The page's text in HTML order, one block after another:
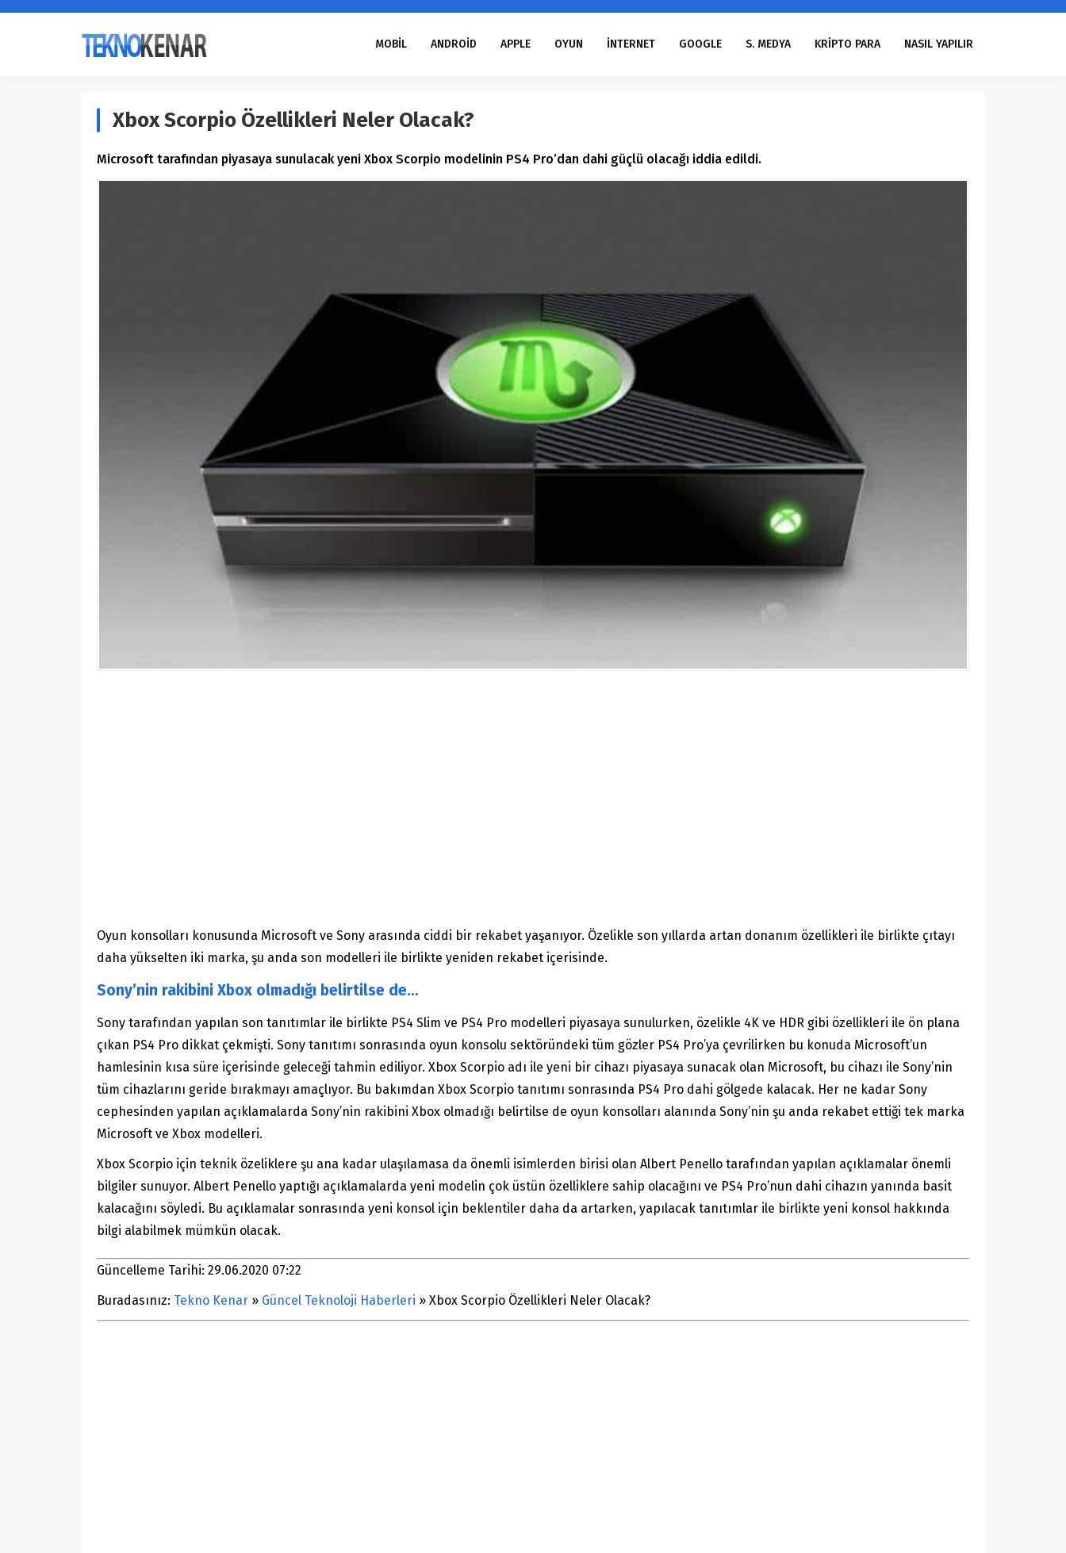
MOBİL ANDROİD APPLE OYUN İNTERNET GOOGLE S. MEDYA KRİPTO PARA NASIL YAPILIR
Xbox Scorpio Özellikleri Neler Olacak?
Microsoft tarafından piyasaya sunulacak yeni Xbox Scorpio modelinin PS4 Pro’dan dahi güçlü olacağı iddia edildi.
Oyun konsolları konusunda Microsoft ve Sony arasında ciddi bir rekabet yaşanıyor. Özelikle son yıllarda artan donanım özellikleri ile birlikte çıtayı
daha yükselten iki marka, şu anda son modelleri ile birlikte yeniden rekabet içerisinde.
Sony’nin rakibini Xbox olmadığı belirtilse de…
Sony tarafından yapılan son tanıtımlar ile birlikte PS4 Slim ve PS4 Pro modelleri piyasaya sunulurken, özelikle 4K ve HDR gibi özellikleri ile ön plana
çıkan PS4 Pro dikkat çekmişti. Sony tanıtımı sonrasında oyun konsolu sektöründeki tüm gözler PS4 Pro’ya çevrilirken bu konuda Microsoft’un
hamlesinin kısa süre içerisinde geleceği tahmin ediliyor. Xbox Scorpio adı ile yeni bir cihazı piyasaya sunacak olan Microsoft, bu cihazı ile Sony’nin
tüm cihazlarını geride bırakmayı amaçlıyor. Bu bakımdan Xbox Scorpio tanıtımı sonrasında PS4 Pro dahi gölgede kalacak. Her ne kadar Sony
cephesinden yapılan açıklamalarda Sony’nin rakibini Xbox olmadığı belirtilse de oyun konsolları alanında Sony’nin şu anda rekabet ettiği tek marka
Microsoft ve Xbox modelleri.
Xbox Scorpio için teknik özeliklere şu ana kadar ulaşılamasa da önemli isimlerden birisi olan Albert Penello tarafından yapılan açıklamalar önemli
bilgiler sunuyor. Albert Penello yaptığı açıklamalarda yeni modelin çok üstün özelliklere sahip olacağını ve PS4 Pro’nun dahi cihazın yanında basit
kalacağını söyledi. Bu açıklamalar sonrasında yeni konsol için beklentiler daha da artarken, yapılacak tanıtımlar ile birlikte yeni konsol hakkında
bilgi alabilmek mümkün olacak.
Güncelleme Tarihi: 29.06.2020 07:22
Buradasınız: Tekno Kenar » Güncel Teknoloji Haberleri » Xbox Scorpio Özellikleri Neler Olacak?